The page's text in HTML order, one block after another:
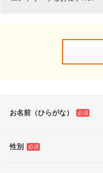
お名前（ひらがな）
性別